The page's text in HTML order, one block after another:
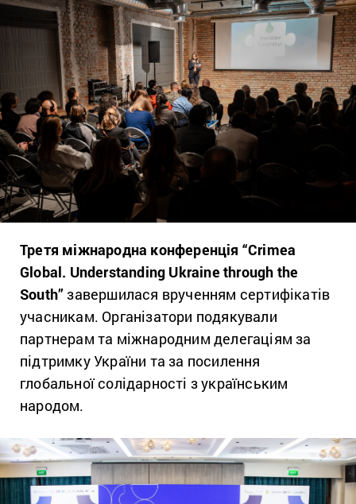
Третя міжнародна конференція “Crimea
Global. Understanding Ukraine through the
South”завершилася врученням сертифікатів
учасникам. Організатори подякували
партнерам та міжнародним делегаціям за
підтримку України та за посилення
глобальної солідарності з українським
народом.